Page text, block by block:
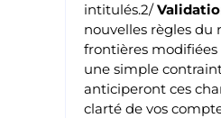
intitulés.2/
nouvelles règles du
frontières modifiées
une simple
anticiperont ces
clarté de vos